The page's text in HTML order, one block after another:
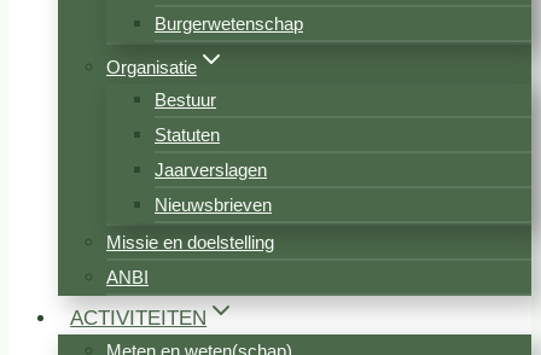
Burgerwetenschap
Organisatie
Bestuur
Statuten
Jaarverslagen
Nieuwsbrieven
Missie en doelstelling
ANBI
ACTIVITEITEN
Meten en weten(schap)